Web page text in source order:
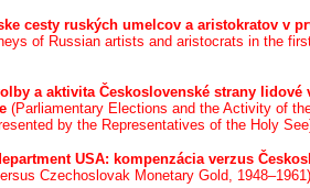
cesty ruských umelcov a aristokratov v
of Russian artists and aristocrats in the
a aktivita Československé strany
(Parliamentary Elections and the Activity of
by the Representatives of the Holy
USA: kompenzácia verzus
Czechoslovak Monetary Gold,